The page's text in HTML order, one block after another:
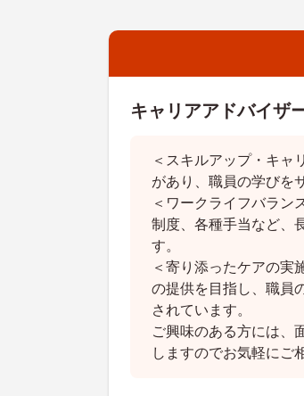
キャリアアドバイザ
＜スキルアップ・キャ
があり、職員の学びを
＜ワークライフバラン
制度、各種手当など、
す。
＜寄り添ったケアの実
の提供を目指し、職員
されています。
ご興味のある方には、
しますのでお気軽にご